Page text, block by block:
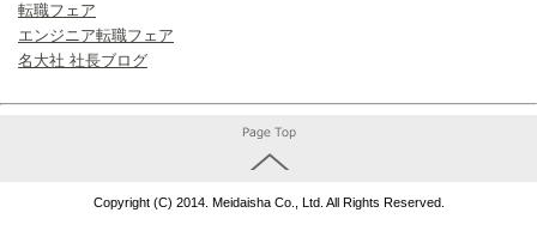
転職フェア
エンジニア転職フェア
名大社 社長ブログ
Copyright (C) 2014. Meidaisha Co., Ltd. All Rights Reserved.